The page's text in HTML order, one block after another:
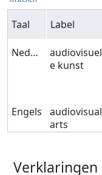
Taal Label
Nederlands
audiovisuel
e kunst
Engels
audiovisual
arts
Verklaringen